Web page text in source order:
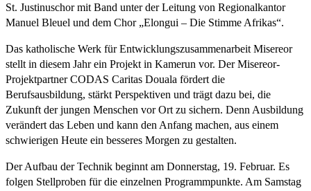
St. Justinuschor mit Band unter der Leitung von Regionalkantor
Manuel Bleuel und dem Chor „Elongui – Die Stimme Afrikas“.
Das katholische Werk für Entwicklungszusammenarbeit Misereor
stellt in diesem Jahr ein Projekt in Kamerun vor. Der Misereor-
Projektpartner CODAS Caritas Douala fördert die
Berufsausbildung, stärkt Perspektiven und trägt dazu bei, die
Zukunft der jungen Menschen vor Ort zu sichern. Denn Ausbildung
verändert das Leben und kann den Anfang machen, aus einem
schwierigen Heute ein besseres Morgen zu gestalten.
Der Aufbau der Technik beginnt am Donnerstag, 19. Februar. Es
folgen Stellproben für die einzelnen Programmpunkte. Am Samstag